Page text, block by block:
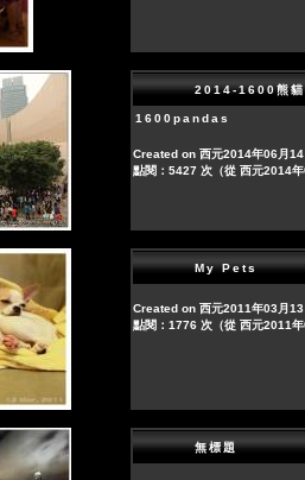
2014-1600熊貓
1600pandas
Created on 西元2014年06月
點閱：5427 次（從 西元2014
My Pets
Created on 西元2011年03月
點閱：1776 次（從 西元2011
無標題